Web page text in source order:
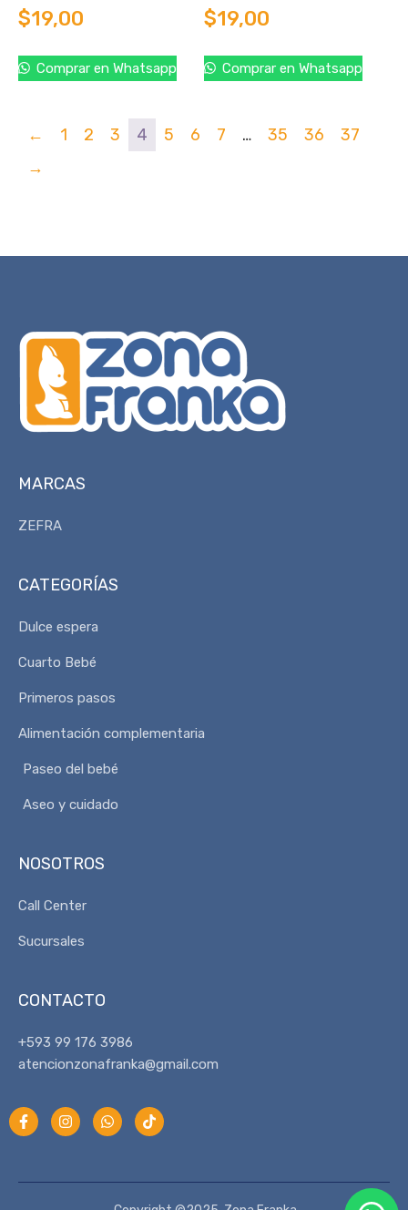
$19,00
Comprar en Whatsapp
$19,00
Comprar en Whatsapp
← 1 2 3 4 5 6 7 … 35 36
37
→
MARCAS
ZEFRA
CATEGORÍAS
Dulce espera
Cuarto Bebé
Primeros pasos
Alimentación complementaria
Paseo del bebé
Aseo y cuidado
NOSOTROS
Call Center
Sucursales
CONTACTO
+593 99 176 3986
atencionzonafranka@gmail.com